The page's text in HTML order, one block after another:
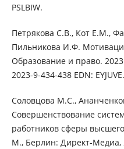
PSLBIW.
Петрякова С.В., Кот Е.М.,
Пильникова И.Ф.
Образование и право.
2023-9-434-438 EDN: EYJUVE.
Соловцова М.С.,
Совершенствование
работников сферы
М., Берлин: Директ-Медиа,